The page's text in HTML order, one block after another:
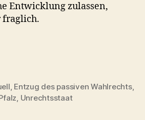
Entwicklung zulassen,
fraglich.
Entzug des passiven Wahlrechts,
Unrechtsstaat